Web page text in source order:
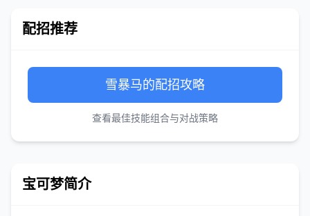
配招推荐
雪暴马的配招攻略
查看最佳技能组合与对战策略
宝可梦简介